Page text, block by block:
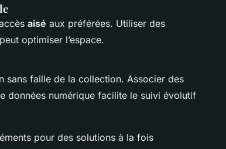
aisé aux préférées. Utiliser des
optimiser l’espace.
sans faille de la collection. Associer des
données numérique facilite le suivi évolutif
pour des solutions à la fois